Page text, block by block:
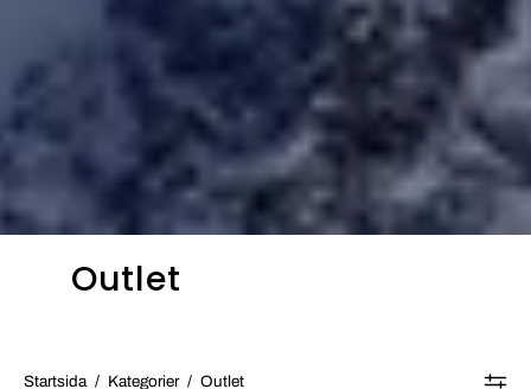
Outlet
Startsida / Kategorier / Outlet